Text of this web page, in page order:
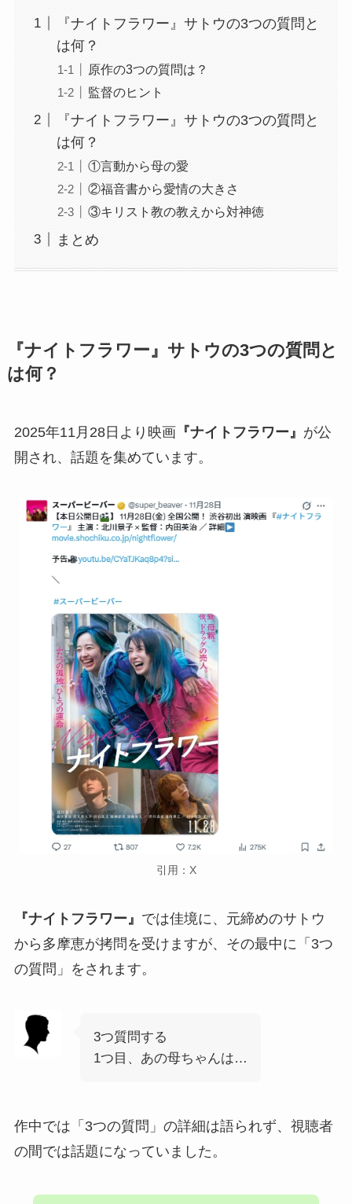
『ナイトフラワー』サトウの3つの質問と
は何？
原作の3つの質問は？
監督のヒント
『ナイトフラワー』サトウの3つの質問と
は何？
①言動から母の愛
②福音書から愛情の大きさ
③キリスト教の教えから対神徳
まとめ
『ナイトフラワー』サトウの3つの質問と
は何？
2025年11月28日より映画『ナイトフラワー』 が公
開され、話題を集めています。
引用：X
『ナイトフラワー』 では佳境に、元締めのサトウ
から多摩恵が拷問を受けますが、その最中に「3つ
の質問」をされます。
3つ質問する
1つ目、あの母ちゃんは…
作中では「3つの質問」の詳細は語られず、視聴者
の間では話題になっていました。